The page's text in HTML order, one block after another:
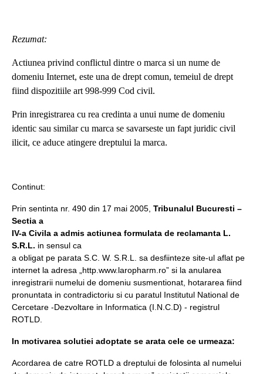
Rezumat:
Actiunea privind conflictul dintre o marca si un nume de
domeniu Internet, este una de drept comun, temeiul de drept
fiind dispozitiile art 998-999 Cod civil.
Prin inregistrarea cu rea credinta a unui nume de domeniu
identic sau similar cu marca se savarseste un fapt juridic civil
ilicit, ce aduce atingere dreptului la marca.
Continut:
Prin sentinta nr. 490 din 17 mai 2005, Tribunalul Bucuresti –
Sectia a
IV-a Civila a admis actiunea formulata de reclamanta L.
S.R.L. in sensul ca
a obligat pe parata S.C. W. S.R.L. sa desfiinteze site-ul aflat pe
internet la adresa „http.www.laropharm.ro” si la anularea
inregistrarii numelui de domeniu susmentionat, hotararea fiind
pronuntata in contradictoriu si cu paratul Institutul National de
Cercetare -Dezvoltare in Informatica (I.N.C.D) - registrul
ROTLD.
In motivarea solutiei adoptate se arata cele ce urmeaza:
Acordarea de catre ROTLD a dreptului de folosinta al numelui